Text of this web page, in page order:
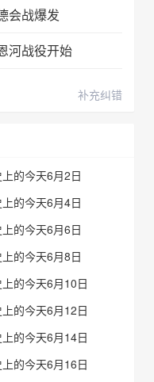
会战爆发
河战役开始
补充纠错
的今天6月2日
的今天6月4日
的今天6月6日
的今天6月8日
的今天6月10日
的今天6月12日
的今天6月14日
的今天6月16日